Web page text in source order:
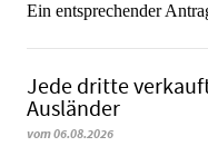
Ein entsprechender
Jede dritte
Ausländer
vom 06.08.2026